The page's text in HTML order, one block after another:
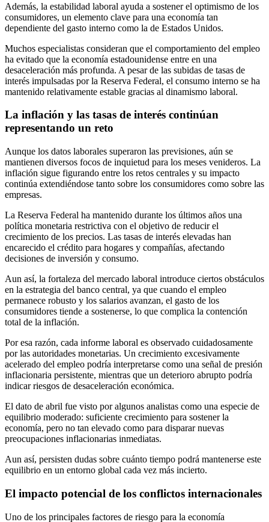
Además, la estabilidad laboral ayuda a sostener el optimismo de los
consumidores, un elemento clave para una economía tan
dependiente del gasto interno como la de Estados Unidos.
Muchos especialistas consideran que el comportamiento del empleo
ha evitado que la economía estadounidense entre en una
desaceleración más profunda. A pesar de las subidas de tasas de
interés impulsadas por la Reserva Federal, el consumo interno se ha
mantenido relativamente estable gracias al dinamismo laboral.
La inflación y las tasas de interés continúan
representando un reto
Aunque los datos laborales superaron las previsiones, aún se
mantienen diversos focos de inquietud para los meses venideros. La
inflación sigue figurando entre los retos centrales y su impacto
continúa extendiéndose tanto sobre los consumidores como sobre las
empresas.
La Reserva Federal ha mantenido durante los últimos años una
política monetaria restrictiva con el objetivo de reducir el
crecimiento de los precios. Las tasas de interés elevadas han
encarecido el crédito para hogares y compañías, afectando
decisiones de inversión y consumo.
Aun así, la fortaleza del mercado laboral introduce ciertos obstáculos
en la estrategia del banco central, ya que cuando el empleo
permanece robusto y los salarios avanzan, el gasto de los
consumidores tiende a sostenerse, lo que complica la contención
total de la inflación.
Por esa razón, cada informe laboral es observado cuidadosamente
por las autoridades monetarias. Un crecimiento excesivamente
acelerado del empleo podría interpretarse como una señal de presión
inflacionaria persistente, mientras que un deterioro abrupto podría
indicar riesgos de desaceleración económica.
El dato de abril fue visto por algunos analistas como una especie de
equilibrio moderado: suficiente crecimiento para sostener la
economía, pero no tan elevado como para disparar nuevas
preocupaciones inflacionarias inmediatas.
Aun así, persisten dudas sobre cuánto tiempo podrá mantenerse este
equilibrio en un entorno global cada vez más incierto.
El impacto potencial de los conflictos internacionales
Uno de los principales factores de riesgo para la economía